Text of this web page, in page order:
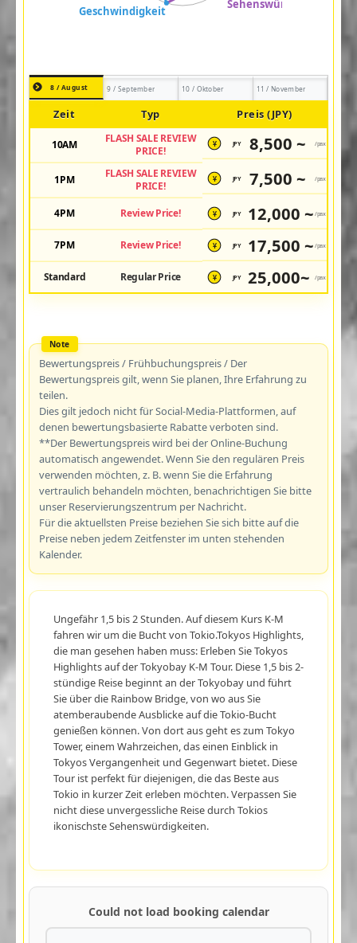
8 / August 9 / September 10 / Oktober 11 / November
Zeit Typ Preis (JPY)
10AM
FLASH SALE REVIEW
PRICE!
¥ JPY 8,500 ~ /pax
1PM
FLASH SALE REVIEW
PRICE!
¥ JPY 7,500 ~ /pax
4PM Review Price! ¥ JPY 12,000 ~ /pax
7PM Review Price! ¥ JPY 17,500 ~ /pax
Standard Regular Price ¥ JPY 25,000~ /pax
Bewertungspreis / Frühbuchungspreis / Der
Bewertungspreis gilt, wenn Sie planen, Ihre Erfahrung zu
teilen.
Dies gilt jedoch nicht für Social-Media-Plattformen, auf
denen bewertungsbasierte Rabatte verboten sind.
**Der Bewertungspreis wird bei der Online-Buchung
automatisch angewendet. Wenn Sie den regulären Preis
verwenden möchten, z. B. wenn Sie die Erfahrung
vertraulich behandeln möchten, benachrichtigen Sie bitte
unser Reservierungszentrum per Nachricht.
Für die aktuellsten Preise beziehen Sie sich bitte auf die
Preise neben jedem Zeitfenster im unten stehenden
Kalender.
Ungefähr 1,5 bis 2 Stunden. Auf diesem Kurs K-M
fahren wir um die Bucht von Tokio.Tokyos Highlights,
die man gesehen haben muss: Erleben Sie Tokyos
Highlights auf der Tokyobay K-M Tour. Diese 1,5 bis 2-
stündige Reise beginnt an der Tokyobay und führt
Sie über die Rainbow Bridge, von wo aus Sie
atemberaubende Ausblicke auf die Tokio-Bucht
genießen können. Von dort aus geht es zum Tokyo
Tower, einem Wahrzeichen, das einen Einblick in
Tokyos Vergangenheit und Gegenwart bietet. Diese
Tour ist perfekt für diejenigen, die das Beste aus
Tokio in kurzer Zeit erleben möchten. Verpassen Sie
nicht diese unvergessliche Reise durch Tokios
ikonischste Sehenswürdigkeiten.
Could not load booking calendar